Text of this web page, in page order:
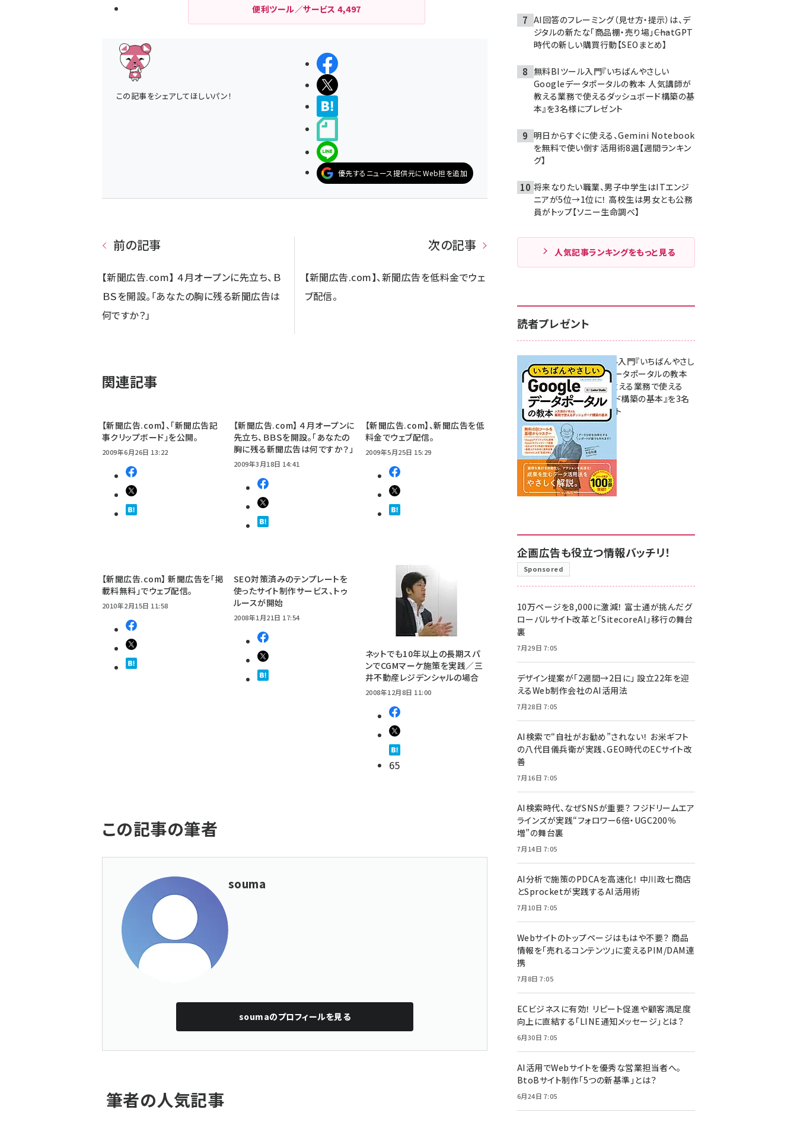
便利ツール／サービス4,497
この記事をシェアしてほしいパン！
シェアする
ポストする
LINEで送る
優先するニュース提供元にWeb担を追加
前の記事
【新聞広告.com】 ４月オープンに先立ち、Ｂ
ＢＳを開設。「あなたの胸に残る新聞広告は
何ですか？」
次の記事
【新聞広告.com】、新聞広告を低料金でウェ
ブ配信。
関連記事
【新聞広告.com】、「新聞広告記
事クリップボード」を公開。
2009年6月26日 13:22
【新聞広告.com】 ４月オープンに
先立ち、ＢＢＳを開設。「あなたの
胸に残る新聞広告は何ですか？」
2009年3月18日 14:41
【新聞広告.com】、新聞広告を低
料金でウェブ配信。
2009年5月25日 15:29
【新聞広告.com】 新聞広告を「掲
載料無料」でウェブ配信。
2010年2月15日 11:58
SEO対策済みのテンプレートを
使ったサイト制作サービス、トゥ
ルースが開始
2008年1月21日 17:54
ネットでも10年以上の長期スパ
ンでCGMマーケ施策を実践／三
井不動産レジデンシャルの場合
2008年12月8日 11:00
65
この記事の筆者
souma
soumaのプロフィールを見る
筆者の人気記事
AI回答のフレーミング（見せ方・提示）は、デ
ジタルの新たな「商品棚・売り場」――ChatGPT
時代の新しい購買行動【SEOまとめ】
無料BIツール入門『いちばんやさしい
Googleデータポータルの教本 人気講師が
教える業務で使えるダッシュボード構築の基
本』を3名様にプレゼント
明日からすぐに使える、Gemini Notebook
を無料で使い倒す活用術8選【週間ランキン
グ】
将来なりたい職業、男子中学生はITエンジ
ニアが5位→1位に！ 高校生は男女とも公務
員がトップ【ソニー生命調べ】
人気記事ランキングをもっと見る
読者プレゼント
無料BIツール入門『いちばんやさし
いGoogleデータポータルの教本
人気講師が教える業務で使える
ダッシュボード構築の基本』を3名
様にプレゼント
7月31日 10:00
企画広告も役立つ情報バッチリ！
Sponsored
10万ページを8,000に激減！ 富士通が挑んだグ
ローバルサイト改革と「SitecoreAI」移行の舞台
裏
7月29日 7:05
デザイン提案が「2週間→2日に」 設立22年を迎
えるWeb制作会社のAI活用法
7月28日 7:05
AI検索で“自社がお勧め”されない！ お米ギフト
の八代目儀兵衛が実践、GEO時代のECサイト改
善
7月16日 7:05
AI検索時代、なぜSNSが重要？ フジドリームエア
ラインズが実践“フォロワー6倍・UGC200％
増”の舞台裏
7月14日 7:05
AI分析で施策のPDCAを高速化！ 中川政七商店
とSprocketが実践するAI活用術
7月10日 7:05
Webサイトのトップページはもはや不要？ 商品
情報を「売れるコンテンツ」に変えるPIM/DAM連
携
7月8日 7:05
ECビジネスに有効！ リピート促進や顧客満足度
向上に直結する「LINE通知メッセージ」とは？
6月30日 7:05
AI活用でWebサイトを優秀な営業担当者へ。
BtoBサイト制作「5つの新基準」とは？
6月24日 7:05